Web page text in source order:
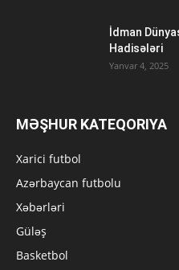
İdman
Hadisələri
Yanvar 4, 2025
MƏŞHUR KATEQORIYA
Xarici futbol
Azərbaycan futbolu
Xəbərləri
Güləş
Basketbol